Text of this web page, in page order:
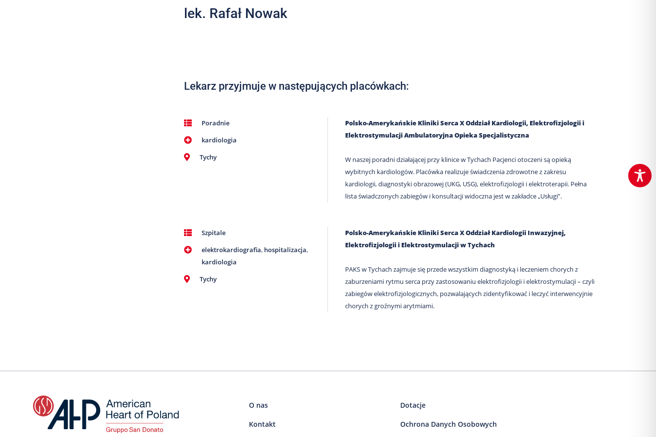
lek. Rafał Nowak
Lekarz przyjmuje w następujących placówkach:
Poradnie
kardiologia
Tychy
Polsko-Amerykańskie Kliniki Serca X Oddział Kardiologii, Elektrofizjologii i
Elektrostymulacji Ambulatoryjna Opieka Specjalistyczna
W naszej poradni działającej przy klinice w Tychach Pacjenci otoczeni są opieką
wybitnych kardiologów. Placówka realizuje świadczenia zdrowotne z zakresu
kardiologii, diagnostyki obrazowej (UKG, USG), elektrofizjologii i elektroterapii. Pełna
lista świadczonych zabiegów i konsultacji widoczna jest w zakładce „Usługi”.
Szpitale
elektrokardiografia, hospitalizacja,
kardiologia
Tychy
Polsko-Amerykańskie Kliniki Serca X Oddział Kardiologii Inwazyjnej,
Elektrofizjologii i Elektrostymulacji w Tychach
PAKS w Tychach zajmuje się przede wszystkim diagnostyką i leczeniem chorych z
zaburzeniami rytmu serca przy zastosowaniu elektrofizjologii i elektrostymulacji – czyli
zabiegów elektrofizjologicznych, pozwalających zidentyfikować i leczyć interwencyjnie
chorych z groźnymi arytmiami.
O nas
Kontakt
Dotacje
Ochrona Danych Osobowych